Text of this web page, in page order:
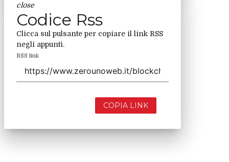
close
Codice Rss
Clicca sul pulsante per copiare il link RSS
negli appunti.
RSS link
COPIA LINK